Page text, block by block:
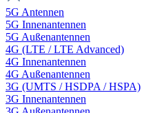
5G Antennen
5G Innenantennen
5G Außenantennen
4G (LTE / LTE Advanced)
4G Innenantennen
4G Außenantennen
3G (UMTS / HSDPA / HSPA)
3G Innenantennen